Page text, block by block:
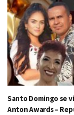
Santo Domingo se
Anton Awards –